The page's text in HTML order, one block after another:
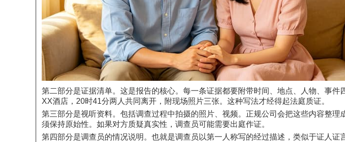
第二部分是证据清单。这是报告的核心。每一条证据都要附带时间、地点、人物、事
XX酒店，20时41分两人共同离开，附现场照片三张。这种写法才经得起法庭质证。
第三部分是视听资料。包括调查过程中拍摄的照片、视频。正规公司会把这些内容整
须保持原始性。如果对方质疑真实性，调查员可能需要出庭作证。
第四部分是调查员的情况说明。也就是调查员以第一人称写的经过描述，类似于证人证